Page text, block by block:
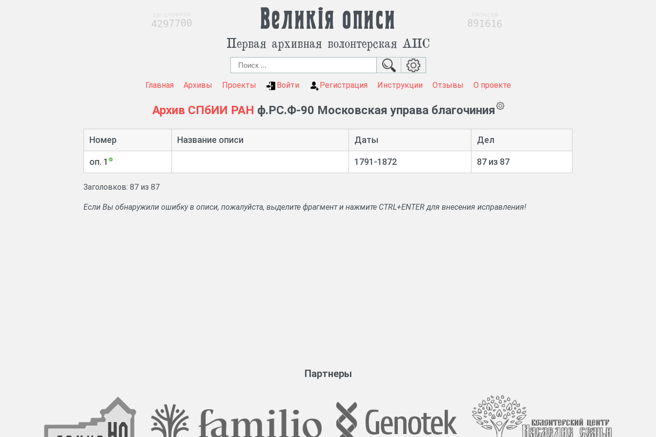
Великія описи
Первая архивная волонтерская АИС
Главная Архивы Проекты Войти Регистрация Инструкции Отзывы О проекте
Архив СПбИИ РАН ф.РС.Ф-90 Московская управа благочиния
Номер Название описи Даты Дел
оп. 1 1791-1872 87 из 87
Заголовков: 87 из 87
Если Вы обнаружили ошибку в описи, пожалуйста, выделите фрагмент и нажмите CTRL+ENTER для внесения исправления!
Партнеры
4297700 891616